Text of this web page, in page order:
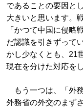
であることの要因と
大きいと思います。
「かつて中国に侵略
だ認識を引きずって
かし少なくとも、21
現在を分けた対応を
もう一つは、「外
外務省の外交のまず